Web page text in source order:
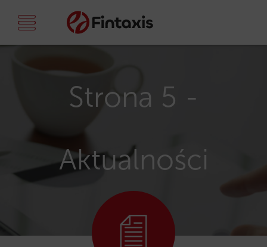
Strona 5 -
Aktualności